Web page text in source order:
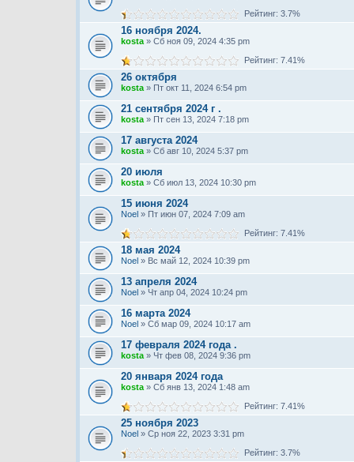
Рейтинг: 3.7%
16 ноября 2024.
kosta » Сб ноя 09, 2024 4:35 pm
Рейтинг: 7.41%
26 октября
kosta » Пт окт 11, 2024 6:54 pm
21 сентября 2024 г .
kosta » Пт сен 13, 2024 7:18 pm
17 августа 2024
kosta » Сб авг 10, 2024 5:37 pm
20 июля
kosta » Сб июл 13, 2024 10:30 pm
15 июня 2024
Noel » Пт июн 07, 2024 7:09 am
Рейтинг: 7.41%
18 мая 2024
Noel » Вс май 12, 2024 10:39 pm
13 апреля 2024
Noel » Чт апр 04, 2024 10:24 pm
16 марта 2024
Noel » Сб мар 09, 2024 10:17 am
17 февраля 2024 года .
kosta » Чт фев 08, 2024 9:36 pm
20 января 2024 года
kosta » Сб янв 13, 2024 1:48 am
Рейтинг: 7.41%
25 ноября 2023
Noel » Ср ноя 22, 2023 3:31 pm
Рейтинг: 3.7%